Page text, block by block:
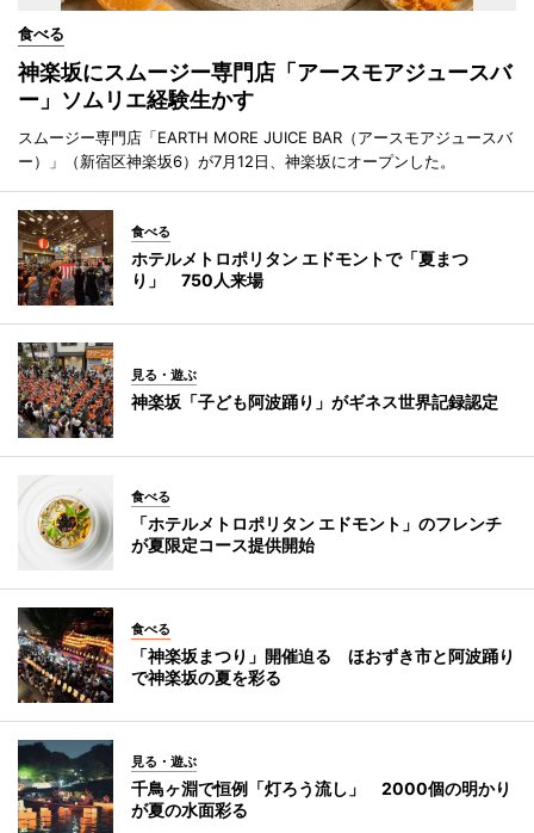
食べる
神楽坂にスムージー専門店「アースモアジュースバ
ー」ソムリエ経験生かす
スムージー専門店「EARTH MORE JUICE BAR（アースモアジュースバ
ー）」（新宿区神楽坂6）が7月12日、神楽坂にオープンした。
食べる
ホテルメトロポリタン エドモントで「夏まつ
り」 750人来場
見る・遊ぶ
神楽坂「子ども阿波踊り」がギネス世界記録認定
食べる
「ホテルメトロポリタン エドモント」のフレンチ
が夏限定コース提供開始
食べる
「神楽坂まつり」開催迫る ほおずき市と阿波踊り
で神楽坂の夏を彩る
見る・遊ぶ
千鳥ヶ淵で恒例「灯ろう流し」 2000個の明かり
が夏の水面彩る